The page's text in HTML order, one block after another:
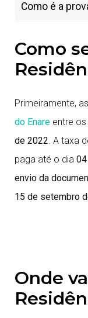
Como é a
Como
Primeiramente, as
do Enare entre os
de 2022. A taxa
paga até o dia
envio da
15 de setembro
Onde